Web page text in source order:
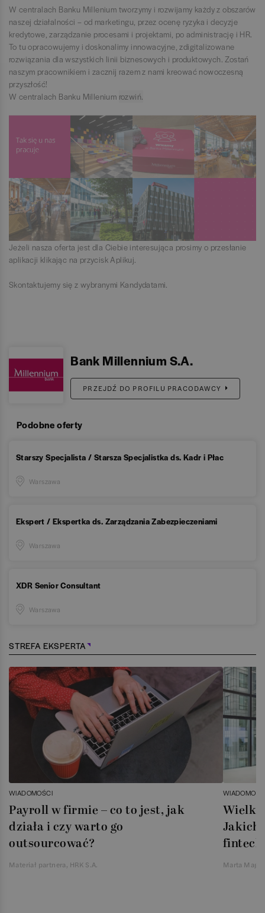
W centralach Banku Millenium tworzymy i rozwijamy każdy z obszarów
naszej działalności – od marketingu, przez ocenę ryzyka i decyzje
kredytowe, zarządzanie procesami i projektami, po administrację i HR.
To tu opracowujemy i doskonalimy innowacyjne, zdigitalizowane
rozwiązania dla wszystkich linii biznesowych i produktowych. Zostań
naszym pracownikiem i zacznij razem z nami kreować nowoczesną
przyszłość!
W centralach Banku Millenium rozwiń.
Jeżeli nasza oferta jest dla Ciebie interesująca prosimy o przesłanie
aplikacji klikając na przycisk Aplikuj.
Skontaktujemy się z wybranymi Kandydatami.
Bank Millennium S.A.
PRZEJDŹ DO PROFILU PRACODAWCY
Podobne oferty
Starszy Specjalista / Starsza Specjalistka ds. Kadr i Płac
Warszawa
Ekspert / Ekspertka ds. Zarządzania Zabezpieczeniami
Warszawa
XDR Senior Consultant
Warszawa
STREFA EKSPERTA
WIADOMOŚCI
Payroll w firmie – co to jest, jak
działa i czy warto go
outsourcować?
Materiał partnera, HRK S.A.
Jakich
Marta